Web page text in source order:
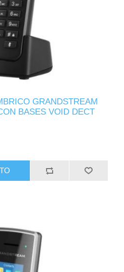
GRANDSTREAM
BASES VOID DECT